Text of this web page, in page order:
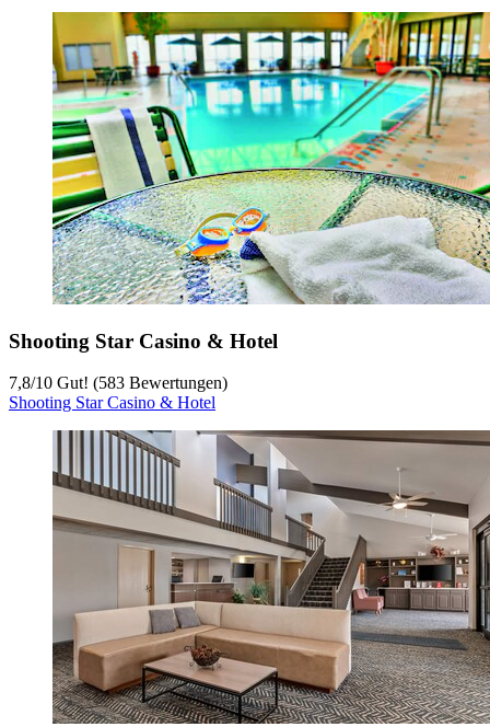
Shooting Star Casino & Hotel
7,8/10 Gut! (583 Bewertungen)
Shooting Star Casino & Hotel